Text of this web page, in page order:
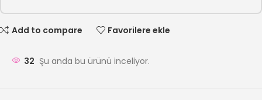
Add to compare Favorilere ekle
32 Şu anda bu ürünü inceliyor.